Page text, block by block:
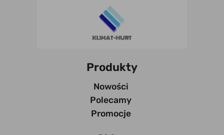
Produkty
Nowości
Polecamy
Promocje